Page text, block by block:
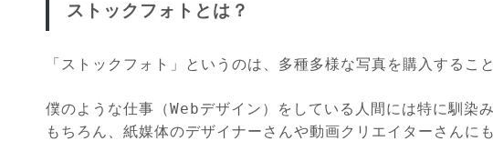
ストックフォトとは？
「ストックフォト」というのは、多種多様な写真を購入するこ
僕のような仕事（Webデザイン）をしている人間には特に馴染
もちろん、紙媒体のデザイナーさんや動画クリエイターさんに